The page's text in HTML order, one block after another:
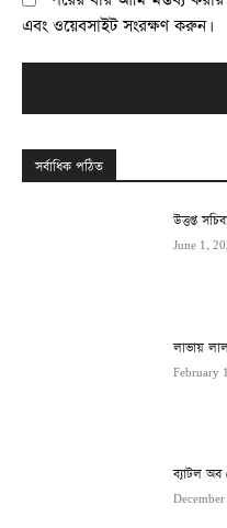
এবং ওয়েবসাইট সংরক্ষণ করুন।
সর্বাধিক পঠিত
উত্তপ্ত
June 1,
লাভায়
February
ব্যাটল অব